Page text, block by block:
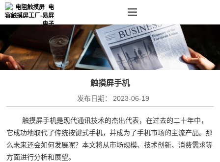
触摸屏手机
发布日期： 2023-06-19
触摸屏手机是现代通讯技术的杰出代表，在过去的二十年中，
它成功地取代了传统按键式手机，并成为了手机市场的主流产品。那
么未来还会如何发展呢？本文将从市场规模、技术创新、消费需求等
方面进行分析和展望。